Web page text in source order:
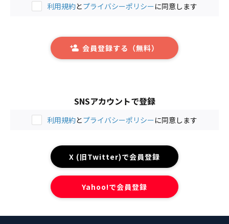
SNSアカウントで登録
利用規約とプライバシーポリシーに同意します
X (旧Twitter)で会員登録
Yahoo!で会員登録
利用規約とプライバシーポリシーに同意します
会員登録する（無料）